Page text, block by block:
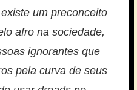
um preconceito
afro na sociedade,
ignorantes que
pela curva de seus